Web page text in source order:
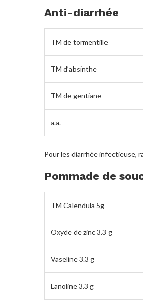
Anti-diarrhée
TM de tormentille
TM d’absinthe
TM de gentiane
a.a.
Pour les diarrhée infectieuse,
Pommade de
TM Calendula 5g
Oxyde de zinc 3.3 g
Vaseline 3.3 g
Lanoline 3.3 g